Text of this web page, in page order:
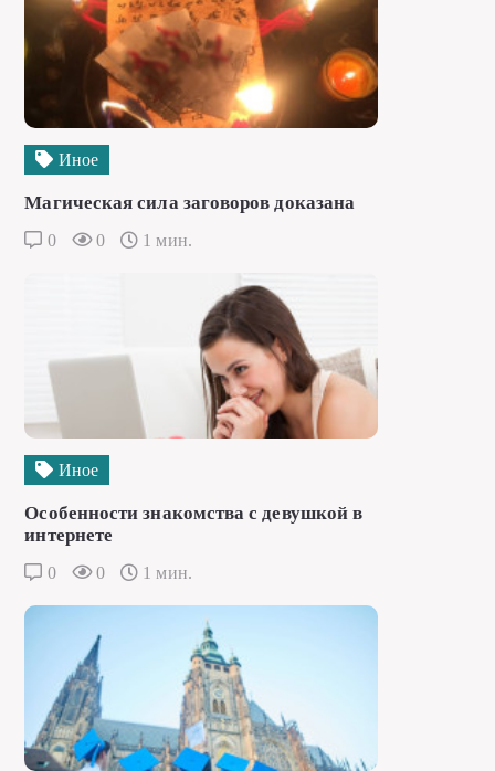
Иное
Магическая сила заговоров доказана
0 0 1 мин.
Иное
Особенности знакомства с девушкой в
интернете
0 0 1 мин.